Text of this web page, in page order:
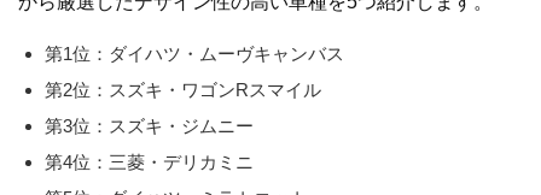
第1位：ダイハツ・ムーヴキャンバス
第2位：スズキ・ワゴンRスマイル
第3位：スズキ・ジムニー
第4位：三菱・デリカミニ